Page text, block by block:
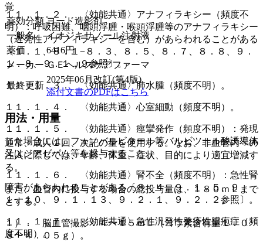
１１．１．２． 〈効能共通〉アナフィラキシー（頻度不
明）：呼吸困難、咽頭浮腫・喉頭浮腫等のアナフィラキシー
（遅発性アナフィラキシーを含む）があらわれることがある
〔１．１、８．１−８．３、８．５、８．７、８．８、９．
１．８、９．１．９参照〕。
１１．１．３． 〈効能共通〉肺水腫（頻度不明）。
１１．１．４． 〈効能共通〉心室細動（頻度不明）。
１１．１．５． 〈効能共通〉痙攣発作（頻度不明）：発現
した場合には、フェノバルビタール等バルビツール酸誘導体
又はジアゼパム等を投与すること。
１１．１．６． 〈効能共通〉腎不全（頻度不明）：急性腎
障害があらわれることがある〔８．４、９．１．５、９．
１．１０、９．１．１３、９．２．１、９．２．２参照〕。
１１．１．７． 〈効能共通〉急性汎発性発疹性膿疱症（頻
度不明）。
覚
薬効分類 ヨード造影剤
一般名
イオジキサノール注射液
薬価
6416円
メーカー ＧＥヘルスケアファーマ
最終更新
2025年06月改訂(第4版)
添付文書のPDFはこちら
用法・用量
通常、成人１回、次記の量を使用する。なお、非血管内への
注入に際しては、年齢、体重、症状、目的により適宜増減す
る。
また、血管内に投与する場合の総投与量は、１８０ｍＬまで
とする。
１）． 脳血管撮影：４〜１５ｍＬ（ヨウ素含有量１．０
８〜４．０５ｇ）。